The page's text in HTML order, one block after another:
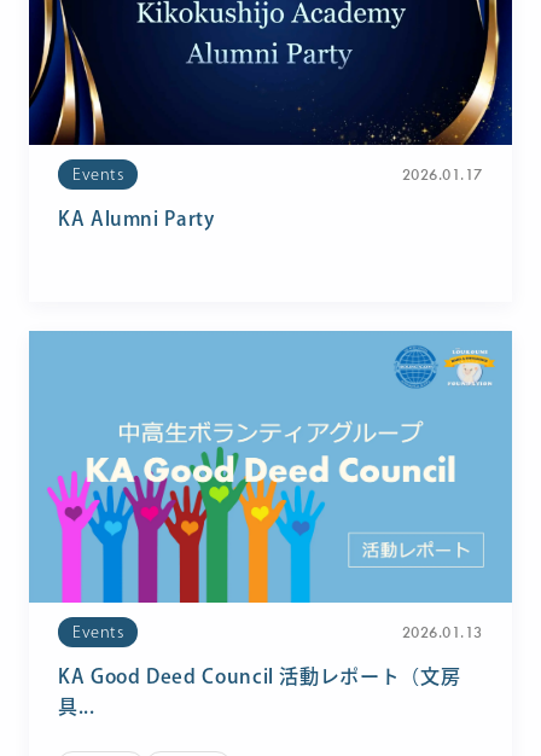
Events 2026.01.17
KA Alumni Party
Events 2026.01.13
KA Good Deed Council 活動レポート（文房
具...